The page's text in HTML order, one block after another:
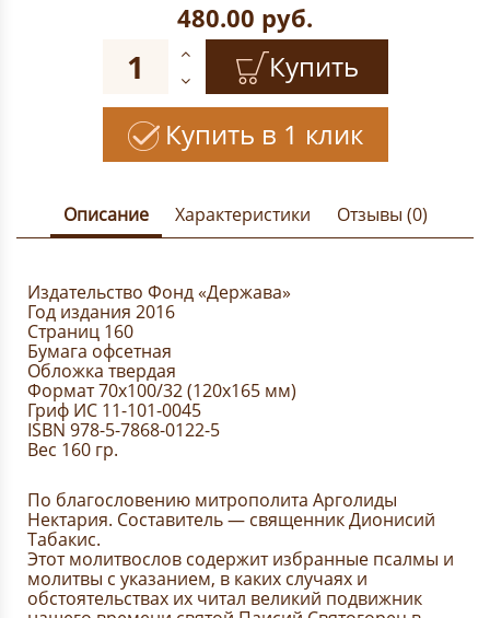
480.00 руб.
Купить
Купить в 1 клик
Описание Характеристики Отзывы (0)
Издательство Фонд «Держава»
Год издания 2016
Страниц 160
Бумага офсетная
Обложка твердая
Формат 70х100/32 (120х165 мм)
Гриф ИС 11-101-0045
ISBN 978-5-7868-0122-5
Вес 160 гр.
По благословению митрополита Арголиды
Нектария. Составитель — священник Дионисий
Табакис.
Этот молитвослов содержит избранные псалмы и
молитвы с указанием, в каких случаях и
обстоятельствах их читал великий подвижник